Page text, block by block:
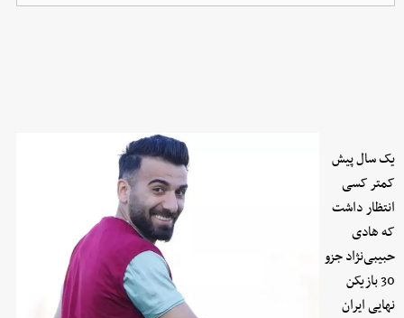
یک سال پیش
کمتر کسی
انتظار داشت
که هادی
حبیبی‌نژاد جزو
30 بازیکن
نهایی ایران